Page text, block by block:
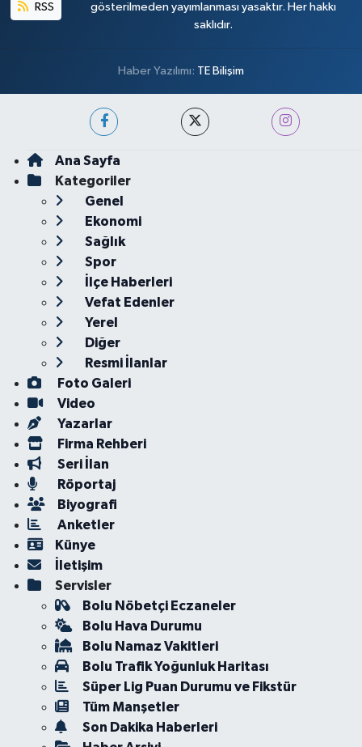
RSS
gösterilmeden yayımlanması yasaktır. Her hakkı
saklıdır.
Haber Yazılımı: TE Bilişim
Ana Sayfa
Kategoriler
Genel
Ekonomi
Sağlık
Spor
İlçe Haberleri
Vefat Edenler
Yerel
Diğer
Resmi İlanlar
Foto Galeri
Video
Yazarlar
Firma Rehberi
Seri İlan
Röportaj
Biyografi
Anketler
Künye
İletişim
Servisler
Bolu Nöbetçi Eczaneler
Bolu Hava Durumu
Bolu Namaz Vakitleri
Bolu Trafik Yoğunluk Haritası
Süper Lig Puan Durumu ve Fikstür
Tüm Manşetler
Son Dakika Haberleri